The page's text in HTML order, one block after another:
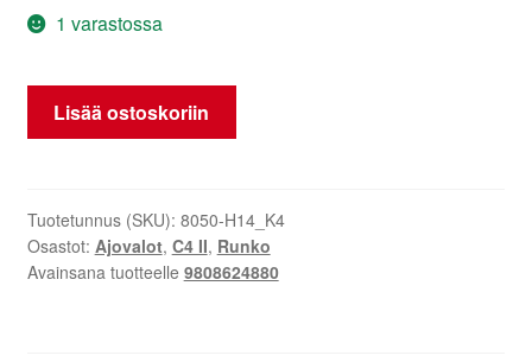
1 varastossa
Koristeellinen
kehys
Citroën
C4
II
Lisää ostoskoriin
Tuotetunnus (SKU): 8050-H14_K4
Osastot: Ajovalot, C4 II, Runko
Avainsana tuotteelle 9808624880